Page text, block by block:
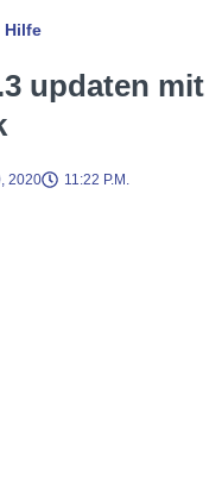
Hilfe
updaten mit
2020 11:22 P.m.